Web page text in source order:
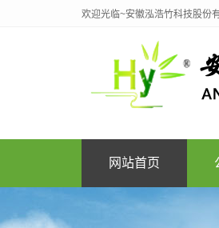
欢迎光临~安徽泓浩竹科技股份
网站首页